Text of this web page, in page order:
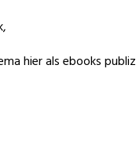
hier als ebooks